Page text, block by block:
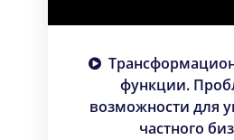
функции.
возможности для
частного